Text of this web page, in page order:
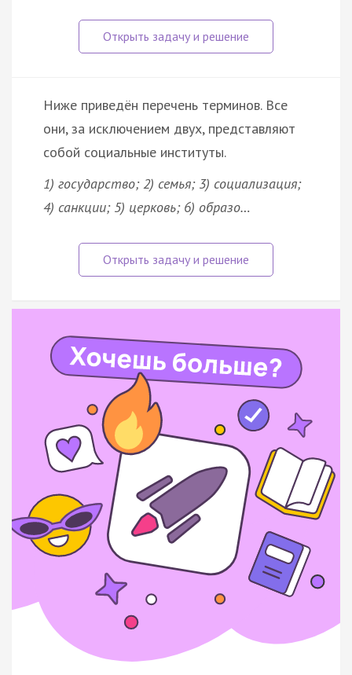
Ниже приведён перечень терминов. Все
они, за исключением двух, представляют
собой социальные институты.
1) государство; 2) семья; 3) социализация;
4) санкции; 5) церковь; 6) образо…